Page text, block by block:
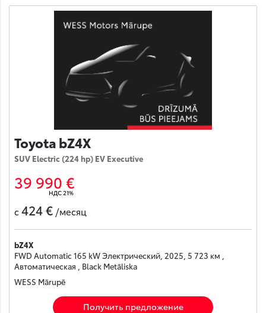
Toyota bZ4X
SUV Electric (224 hp) EV Executive
39 990 €
НДС 21%
с 424 € /месяц
bZ4X
FWD Automatic 165 kW Электрический, 2025, 5 723 км ,
Автоматическая , Black Metāliska
WESS Mārupē
Получить предложение